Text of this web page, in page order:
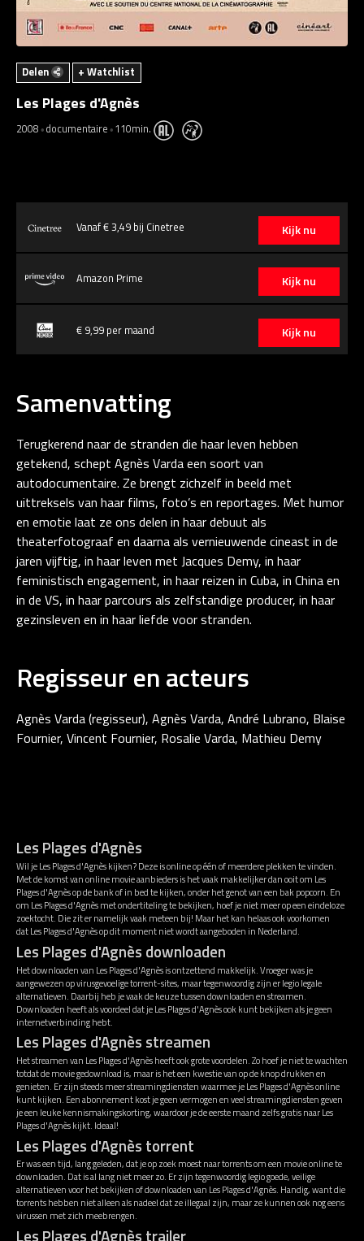
Delen + Watchlist
Les Plages d'Agnès
2008 documentaire 110min.
Kijk nu
Vanaf € 3,49 bij Cinetree
Kijk nu
Amazon Prime
Kijk nu
€ 9,99 per maand
Samenvatting
Terugkerend naar de stranden die haar leven hebben
getekend, schept Agnès Varda een soort van
autodocumentaire. Ze brengt zichzelf in beeld met
uittreksels van haar films, foto’s en reportages. Met humor
en emotie laat ze ons delen in haar debuut als
theaterfotograaf en daarna als vernieuwende cineast in de
jaren vijftig, in haar leven met Jacques Demy, in haar
feministisch engagement, in haar reizen in Cuba, in China en
in de VS, in haar parcours als zelfstandige producer, in haar
gezinsleven en in haar liefde voor stranden.
Regisseur en acteurs
Agnès Varda (regisseur), Agnès Varda, André Lubrano, Blaise
Fournier, Vincent Fournier, Rosalie Varda, Mathieu Demy
Les Plages d'Agnès
Wil je Les Plages d'Agnès kijken? Deze is online op één of meerdere plekken te vinden.
Met de komst van online movie aanbieders is het vaak makkelijker dan ooit om Les
Plages d'Agnès op de bank of in bed te kijken, onder het genot van een bak popcorn. En
om Les Plages d'Agnès met ondertiteling te bekijken, hoef je niet meer op een eindeloze
zoektocht. Die zit er namelijk vaak meteen bij! Maar het kan helaas ook voorkomen
dat Les Plages d'Agnès op dit moment niet wordt aangeboden in Nederland.
Les Plages d'Agnès downloaden
Het downloaden van Les Plages d'Agnès is ontzettend makkelijk. Vroeger was je
aangewezen op virusgevoelige torrent-sites, maar tegenwoordig zijn er legio legale
alternatieven. Daarbij heb je vaak de keuze tussen downloaden en streamen.
Downloaden heeft als voordeel dat je Les Plages d'Agnès ook kunt bekijken als je geen
internetverbinding hebt.
Les Plages d'Agnès streamen
Het streamen van Les Plages d'Agnès heeft ook grote voordelen. Zo hoef je niet te wachten
totdat de movie gedownload is, maar is het een kwestie van op de knop drukken en
genieten. Er zijn steeds meer streamingdiensten waarmee je Les Plages d'Agnès online
kunt kijken. Een abonnement kost je geen vermogen en veel streamingdiensten geven
je een leuke kennismakingskorting, waardoor je de eerste maand zelfs gratis naar Les
Plages d'Agnès kijkt. Ideaal!
Les Plages d'Agnès torrent
Er was een tijd, lang geleden, dat je op zoek moest naar torrents om een movie online te
downloaden. Dat is al lang niet meer zo. Er zijn tegenwoordig legio goede, veilige
alternatieven voor het bekijken of downloaden van Les Plages d'Agnès. Handig, want die
torrents hebben niet alleen als nadeel dat ze illegaal zijn, maar ze kunnen ook nog eens
virussen met zich meebrengen.
Les Plages d'Agnès trailer